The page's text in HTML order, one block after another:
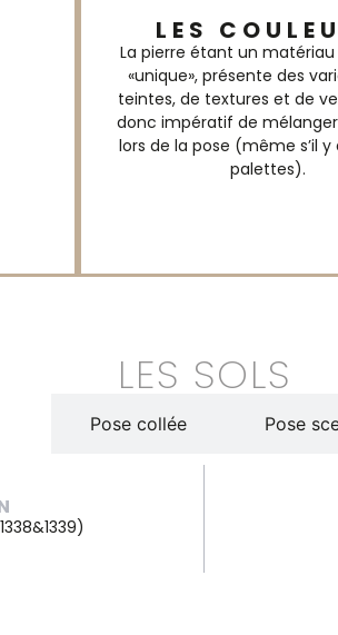
LES
La pierre étant un
«unique», présente des
teintes, de textures et de
donc impératif de mélanger
lors de la pose (même s’il y
palettes).
LES SOLS
Pose collée Pose